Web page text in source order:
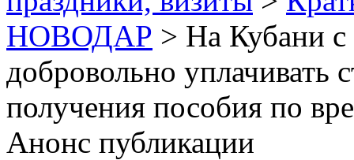
НОВОДАР > На Кубани с
добровольно уплачивать
получения пособия по
Анонс публикации